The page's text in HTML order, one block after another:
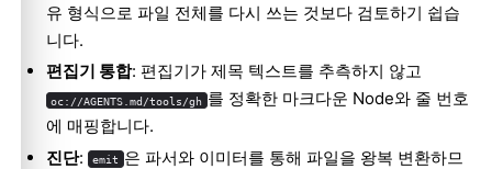
유 형식으로 파일 전체를 다시 쓰는 것보다 검토하기 쉽습
니다.
편집기 통합: 편집기가 제목 텍스트를 추측하지 않고
oc://AGENTS.md/tools/gh 를 정확한 마크다운 Node와 줄 번호
에 매핑합니다.
진단: emit 은 파서와 이미터를 통해 파일을 왕복 변환하므